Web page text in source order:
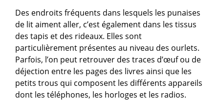
Des endroits fréquents dans lesquels les punaises
de lit aiment aller, c’est également dans les tissus
des tapis et des rideaux. Elles sont
particulièrement présentes au niveau des ourlets.
Parfois, l’on peut retrouver des traces d’œuf ou de
déjection entre les pages des livres ainsi que les
petits trous qui composent les différents appareils
dont les téléphones, les horloges et les radios.